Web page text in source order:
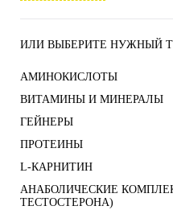
ИЛИ ВЫБЕРИТЕ НУЖНЫЙ
АМИНОКИСЛОТЫ
ВИТАМИНЫ И МИНЕРАЛЫ
ГЕЙНЕРЫ
ПРОТЕИНЫ
L-КАРНИТИН
АНАБОЛИЧЕСКИЕ
ТЕСТОСТЕРОНА)